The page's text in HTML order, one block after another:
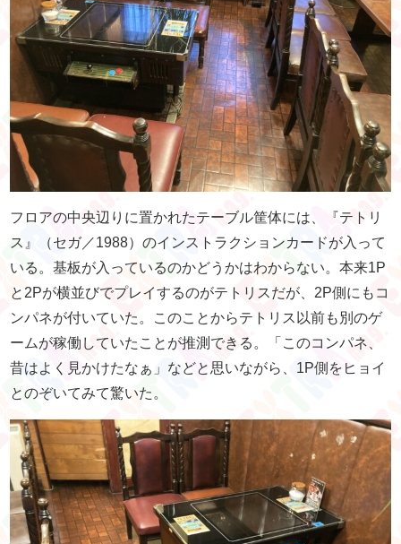
フロアの中央辺りに置かれたテーブル筐体には、『テトリ
ス』（セガ／1988）のインストラクションカードが入って
いる。基板が入っているのかどうかはわからない。本来1P
と2Pが横並びでプレイするのがテトリスだが、2P側にもコ
ンパネが付いていた。このことからテトリス以前も別のゲ
ームが稼働していたことが推測できる。「このコンパネ、
昔はよく見かけたなぁ」などと思いながら、1P側をヒョイ
とのぞいてみて驚いた。